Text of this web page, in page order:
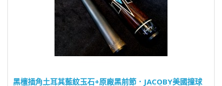
黑檀插角土耳其藍紋玉石+原廠黑前節．JACOBY美國撞球